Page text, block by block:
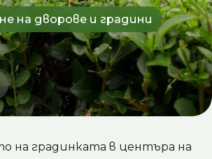
на дворове и градини
на градинката в центъра на